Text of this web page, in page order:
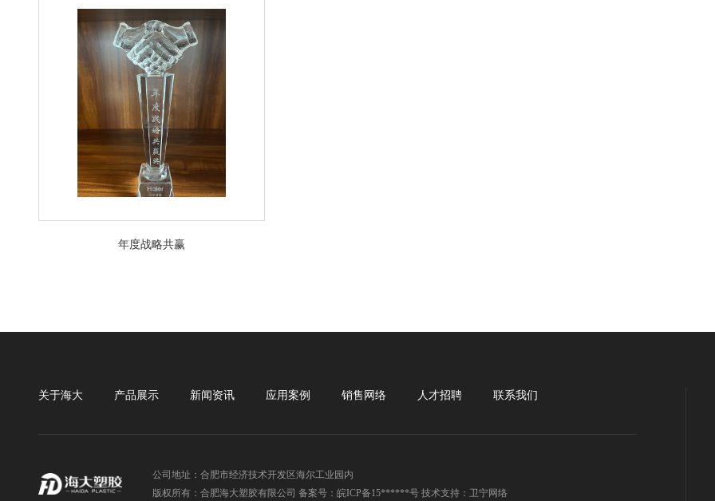
年度战略共赢
关于海大 产品展示 新闻资讯 应用案例 销售网络 人才招聘 联系我们
公司地址：合肥市经济技术开发区海尔工业园内
版权所有：合肥海大塑胶有限公司 备案号：皖ICP备15******号 技术支持：卫宁网络